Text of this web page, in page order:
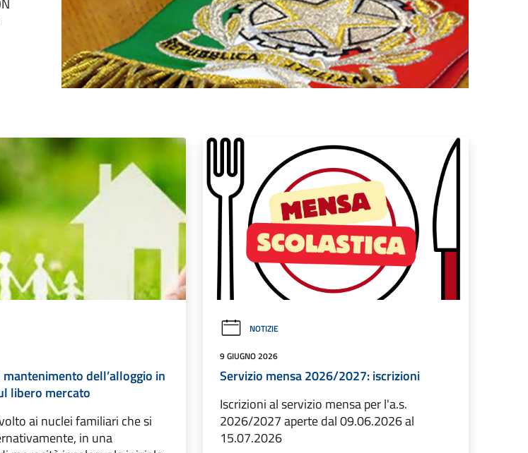
dell’alloggio in
libero mercato
ai nuclei familiari che si
in una
NOTIZIE
9 GIUGNO 2026
Servizio mensa 2026/2027: iscrizioni
Iscrizioni al servizio mensa per l'a.s.
2026/2027 aperte dal 09.06.2026 al
15.07.2026